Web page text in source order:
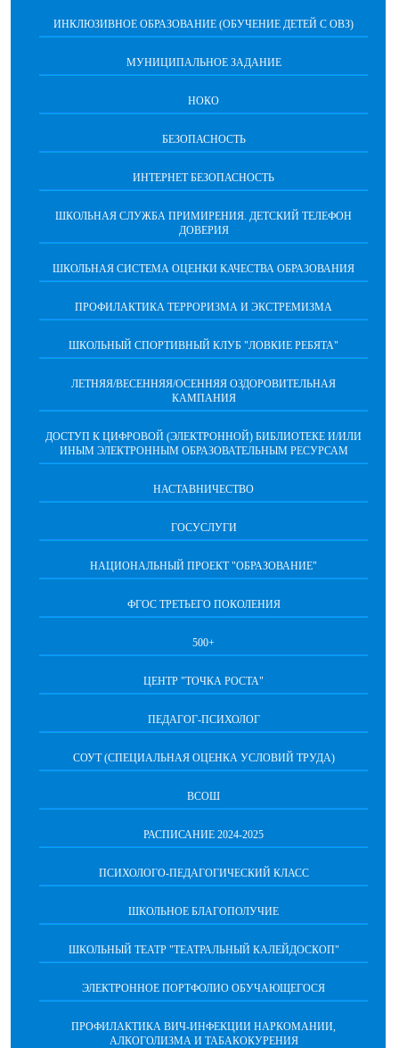
ИНКЛЮЗИВНОЕ ОБРАЗОВАНИЕ (ОБУЧЕНИЕ ДЕТЕЙ С ОВЗ)
МУНИЦИПАЛЬНОЕ ЗАДАНИЕ
НОКО
БЕЗОПАСНОСТЬ
ИНТЕРНЕТ БЕЗОПАСНОСТЬ
ШКОЛЬНАЯ СЛУЖБА ПРИМИРЕНИЯ. ДЕТСКИЙ ТЕЛЕФОН
ДОВЕРИЯ
ШКОЛЬНАЯ СИСТЕМА ОЦЕНКИ КАЧЕСТВА ОБРАЗОВАНИЯ
ПРОФИЛАКТИКА ТЕРРОРИЗМА И ЭКСТРЕМИЗМА
ШКОЛЬНЫЙ СПОРТИВНЫЙ КЛУБ "ЛОВКИЕ РЕБЯТА"
ЛЕТНЯЯ/ВЕСЕННЯЯ/ОСЕННЯЯ ОЗДОРОВИТЕЛЬНАЯ
КАМПАНИЯ
ДОСТУП К ЦИФРОВОЙ (ЭЛЕКТРОННОЙ) БИБЛИОТЕКЕ И/ИЛИ
ИНЫМ ЭЛЕКТРОННЫМ ОБРАЗОВАТЕЛЬНЫМ РЕСУРСАМ
НАСТАВНИЧЕСТВО
ГОСУСЛУГИ
НАЦИОНАЛЬНЫЙ ПРОЕКТ "ОБРАЗОВАНИЕ"
ФГОС ТРЕТЬЕГО ПОКОЛЕНИЯ
500+
ЦЕНТР "ТОЧКА РОСТА"
ПЕДАГОГ-ПСИХОЛОГ
СОУТ (СПЕЦИАЛЬНАЯ ОЦЕНКА УСЛОВИЙ ТРУДА)
ВСОШ
РАСПИСАНИЕ 2024-2025
ПСИХОЛОГО-ПЕДАГОГИЧЕСКИЙ КЛАСС
ШКОЛЬНОЕ БЛАГОПОЛУЧИЕ
ШКОЛЬНЫЙ ТЕАТР "ТЕАТРАЛЬНЫЙ КАЛЕЙДОСКОП"
ЭЛЕКТРОННОЕ ПОРТФОЛИО ОБУЧАЮЩЕГОСЯ
ПРОФИЛАКТИКА ВИЧ-ИНФЕКЦИИ НАРКОМАНИИ,
АЛКОГОЛИЗМА И ТАБАКОКУРЕНИЯ